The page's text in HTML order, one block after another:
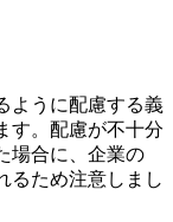
ように配慮する義
す。配慮が不十分
場合に、企業の
るため注意しまし